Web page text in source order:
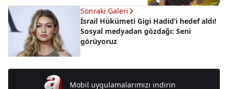
Sonraki Galeri
İsrail Hükümeti Gigi Hadid’i hedef aldı!
Sosyal medyadan gözdağı: Seni
görüyoruz
Mobil uygulamalarımızı indirin